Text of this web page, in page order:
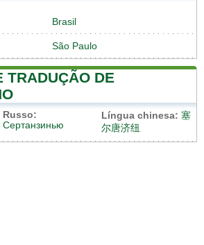
Brasil
São Paulo
TRADUÇÃO DE
Russo:
Сертанзинью
Língua chinesa: 塞
尔唐济纽